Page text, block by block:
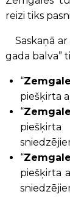
reizi tiks
Saskaņā
gada balva”
“
piešķirta
“
“
piešķirta